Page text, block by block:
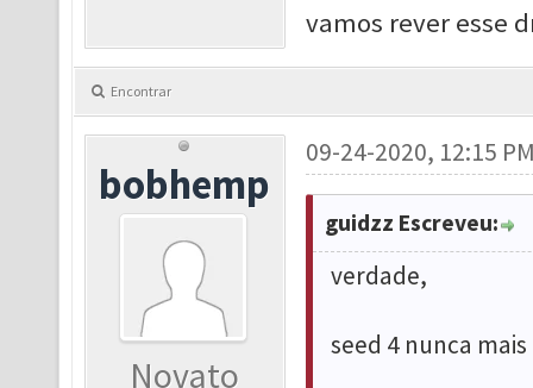
vamos rever esse
Encontrar
bobhemp
Novato
09-24-2020, 12:15
guidzz Escreveu:
verdade,
seed 4 nunca mais